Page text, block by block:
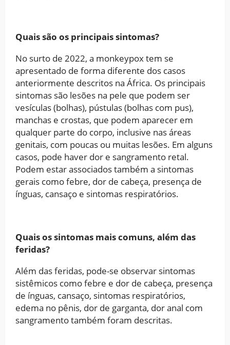
Quais são os principais sintomas?
No surto de 2022, a monkeypox tem se
apresentado de forma diferente dos casos
anteriormente descritos na África. Os principais
sintomas são lesões na pele que podem ser
vesículas (bolhas), pústulas (bolhas com pus),
manchas e crostas, que podem aparecer em
qualquer parte do corpo, inclusive nas áreas
genitais, com poucas ou muitas lesões. Em alguns
casos, pode haver dor e sangramento retal.
Podem estar associados também a sintomas
gerais como febre, dor de cabeça, presença de
ínguas, cansaço e sintomas respiratórios.
Quais os sintomas mais comuns, além das
feridas?
Além das feridas, pode-se observar sintomas
sistêmicos como febre e dor de cabeça, presença
de ínguas, cansaço, sintomas respiratórios,
edema no pênis, dor de garganta, dor anal com
sangramento também foram descritas.